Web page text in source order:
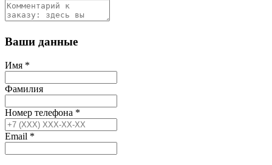
Ваши данные
Имя *
Фамилия
Номер телефона *
Email *